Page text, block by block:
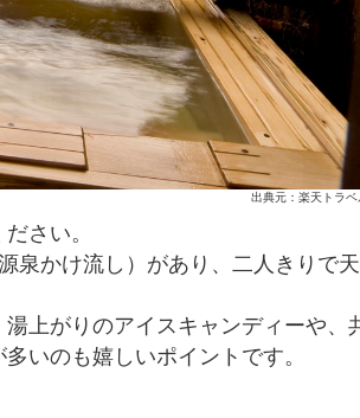
出典元：楽天トラベ
さい。
泉かけ流し）があり、二人きりで天
上がりのアイスキャンディーや、
いのも嬉しいポイントです。